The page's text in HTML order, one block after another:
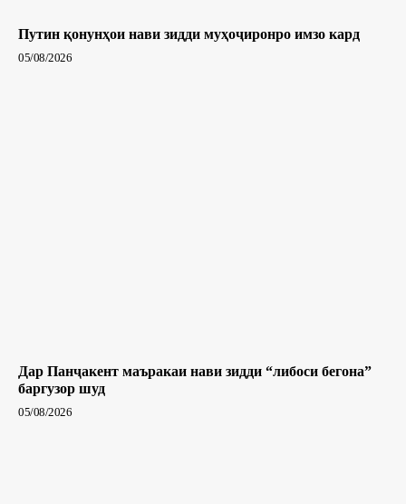
Путин қонунҳои нави зидди муҳоҷиронро имзо кард
05/08/2026
Дар Панҷакент маъракаи нави зидди “либоси бегона”
баргузор шуд
05/08/2026